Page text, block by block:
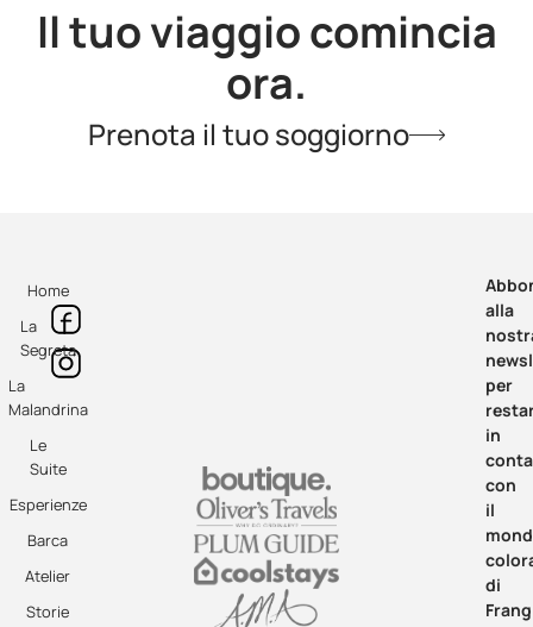
Il tuo viaggio comincia
ora.
Prenota il tuo soggiorno
Home
La
Segreta
La
Malandrina
Le
Suite
Esperienze
Barca
Atelier
Storie
alla
per
in
con
il
di